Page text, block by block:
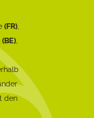
(FR),
(BE),
den